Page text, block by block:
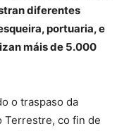
diferentes
portuaria, e
máis de 5.000
o traspaso da
Terrestre, co fin de